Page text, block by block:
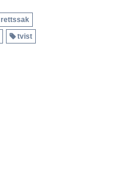
rettssak
tvist